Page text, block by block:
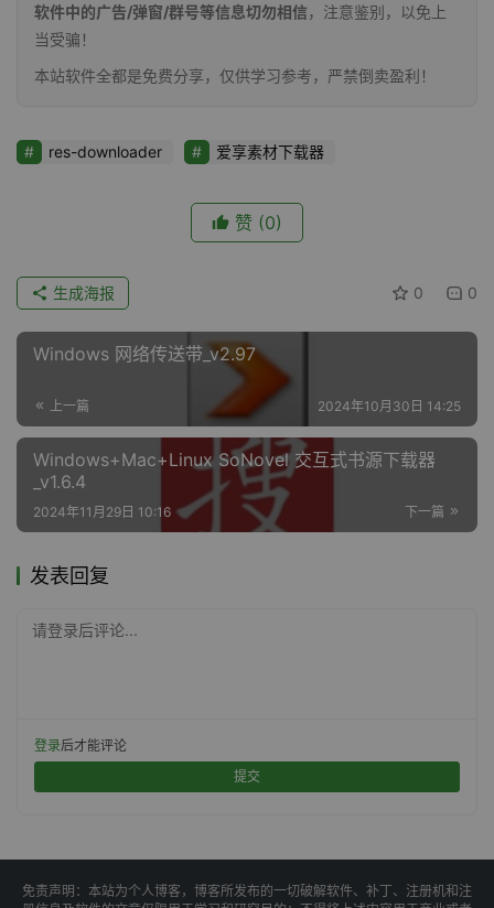
软件中的广告/弹窗/群号等信息切勿相信，注意鉴别，以免上
当受骗！
本站软件全都是免费分享，仅供学习参考，严禁倒卖盈利！
res-downloader 爱享素材下载器
赞 (0)
0 0
生成海报
Windows 网络传送带_v2.97
上一篇 2024年10月30日 14:25
Windows+Mac+Linux SoNovel 交互式书源下载器
_v1.6.4
下一篇
2024年11月29日 10:16
发表回复
请登录后评论...
登录后才能评论
提交
免责声明：本站为个人博客，博客所发布的一切破解软件、补丁、注册机和注